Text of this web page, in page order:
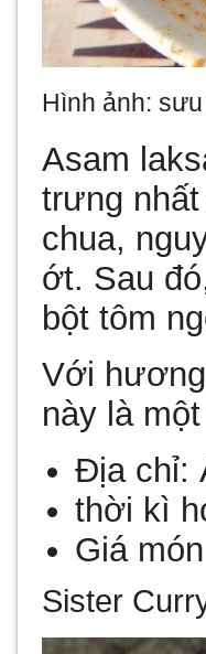
Hình ảnh:
Asam
trưng
chua,
ớt. Sau
bột tôm
Với
này là
Địa chỉ:
thời kì
Giá
Sister